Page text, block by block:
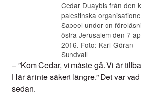
Cedar Duaybis från den
palestinska
Sabeel under en
östra Jerusalem den 7
2016. Foto: Karl-Göran
Sundvall
– ”Kom Cedar, vi måste gå. Vi är
Här är inte säkert längre.” Det var
sedan.